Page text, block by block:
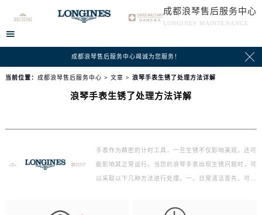
成都浪琴售后服务中心
LONGINES MAINTENANCE

成都浪琴售后服务中心竭诚为您服务！ 
当前位置： 成都浪琴售后服务中心 > 文章 > 浪琴手表生锈了处理方法详解
浪琴手表生锈了处理方法详解
手表作为精密的计时工具，一旦生锈不仅影响美观，还可
能影响其正常运行。当您的浪琴手表出现生锈问题时，可
以采取以下几种方法进行处理。一、日常清洁首先，可